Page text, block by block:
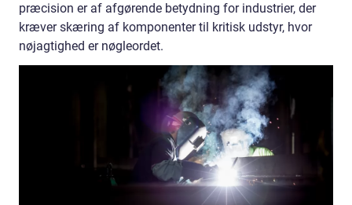
præcision er af afgørende betydning for industrier, der
kræver skæring af komponenter til kritisk udstyr, hvor
nøjagtighed er nøgleordet.